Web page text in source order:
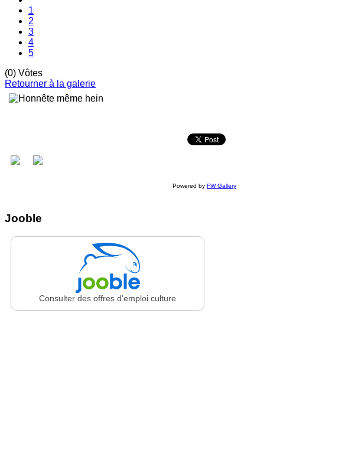
1
2
3
4
5
(0) Vôtes
Retourner à la galerie
Powered by FW Gallery
Jooble
Consulter des offres d'emploi culture